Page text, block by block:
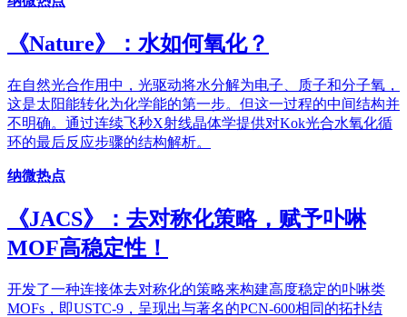
《​Nature》：水如何氧化？
在自然光合作用中，光驱动将水分解为电子、质子和分子氧，
这是太阳能转化为化学能的第一步。但这一过程的中间结构并
不明确。通过连续飞秒X射线晶体学提供对Kok光合水氧化循
环的最后反应步骤的结构解析。
纳微热点
《JACS》：去对称化策略，赋予卟啉
MOF高稳定性！
开发了一种连接体去对称化的策略来构建高度稳定的卟啉类
MOFs，即USTC-9，呈现出与著名的PCN-600相同的拓扑结